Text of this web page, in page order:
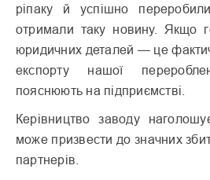
ріпаку й успішно
отримали таку новину. Якщо
юридичних деталей — це
експорту нашої
пояснюють на підприємстві.
Керівництво заводу
може призвести до значних
партнерів.